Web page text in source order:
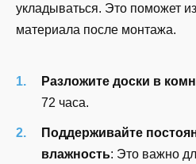
укладываться. Это поможет
материала после монтажа.
Разложите доски в
72 часа.
Поддерживайте
влажность: Это важно